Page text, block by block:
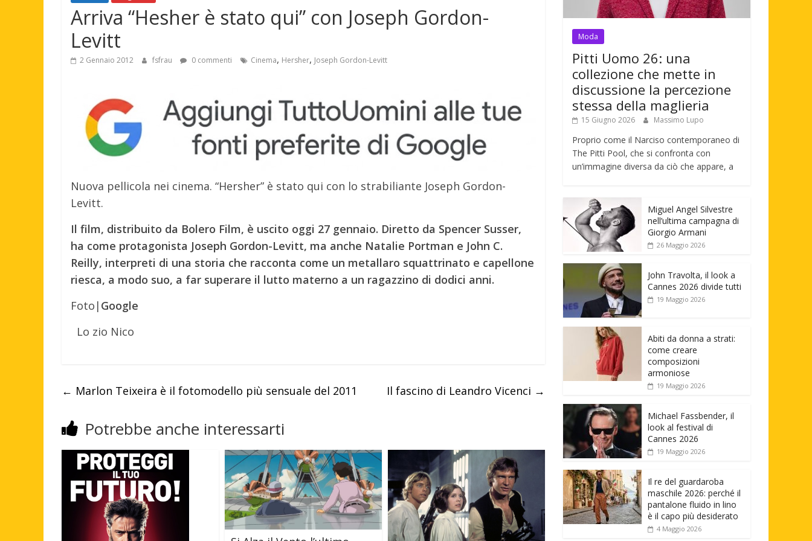
Arriva “Hesher è stato qui” con Joseph Gordon-
Levitt
2 Gennaio 2012 fsfrau 0 commenti Cinema, Hersher, Joseph Gordon-Levitt
Nuova pellicola nei cinema. “Hersher” è stato qui con lo strabiliante Joseph Gordon-
Levitt.
Il film, distribuito da Bolero Film, è uscito oggi 27 gennaio. Diretto da Spencer Susser,
ha come protagonista Joseph Gordon-Levitt, ma anche Natalie Portman e John C.
Reilly, interpreti di una storia che racconta come un metallaro squattrinato e capellone
riesca, a modo suo, a far superare il lutto materno a un ragazzino di dodici anni.
Foto| Google
Lo zio Nico
← Marlon Teixeira è il fotomodello più sensuale del 2011 Il fascino di Leandro Vicenci →
Potrebbe anche interessarti
Moda
Pitti Uomo 26: una
collezione che mette in
discussione la percezione
stessa della maglieria
15 Giugno 2026 Massimo Lupo
Proprio come il Narciso contemporaneo di
The Pitti Pool, che si confronta con
un’immagine diversa da ciò che appare, a
Miguel Angel Silvestre
nell’ultima campagna di
Giorgio Armani
26 Maggio 2026
John Travolta, il look a
Cannes 2026 divide tutti
19 Maggio 2026
Abiti da donna a strati:
come creare
composizioni
armoniose
19 Maggio 2026
Michael Fassbender, il
look al festival di
Cannes 2026
19 Maggio 2026
Il re del guardaroba
maschile 2026: perché il
pantalone fluido in lino
è il capo più desiderato
4 Maggio 2026